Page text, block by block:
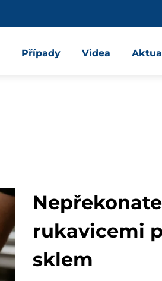
Případy Videa
rukavicemi
sklem